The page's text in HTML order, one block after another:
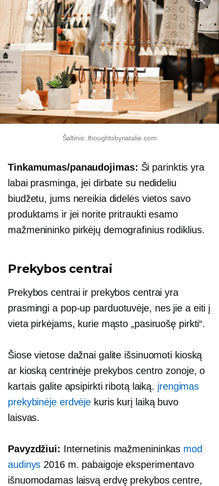
Šaltinis: thoughtsbynatalie.com
Tinkamumas/panaudojimas: Ši parinktis yra
labai prasminga, jei dirbate su nedideliu
biudžetu, jums nereikia didelės vietos savo
produktams ir jei norite pritraukti esamo
mažmenininko pirkėjų demografinius rodiklius.
Prekybos centrai
Prekybos centrai ir prekybos centrai yra
prasmingi a pop-up parduotuvėje, nes jie a eiti į
vieta pirkėjams, kurie mąsto „pasiruošę pirkti“.
Šiose vietose dažnai galite išsinuomoti kioską
ar kioską centrinėje prekybos centro zonoje, o
kartais galite apsipirkti ribotą laiką. įrengimas
prekybinėje erdvėje kuris kurį laiką buvo
laisvas.
Pavyzdžiui: Internetinis mažmenininkas mod
audinys 2016 m. pabaigoje eksperimentavo
išnuomodamas laisvą erdvę prekybos centre,